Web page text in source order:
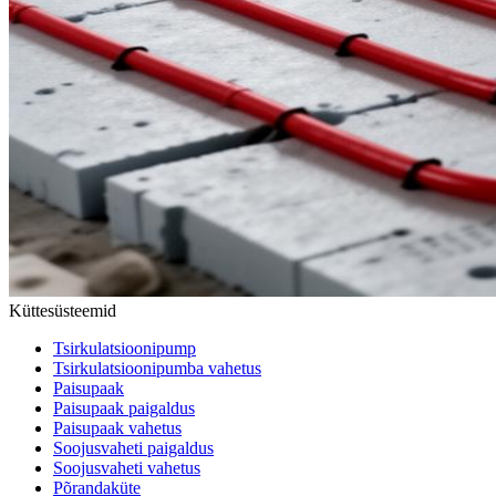
Küttesüsteemid
Tsirkulatsioonipump
Tsirkulatsioonipumba vahetus
Paisupaak
Paisupaak paigaldus
Paisupaak vahetus
Soojusvaheti paigaldus
Soojusvaheti vahetus
Põrandaküte